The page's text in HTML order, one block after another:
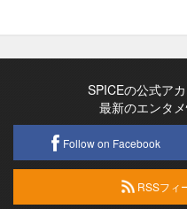
SPICEの公式ア
最新のエンタ
Follow on Facebook
RSSフィ